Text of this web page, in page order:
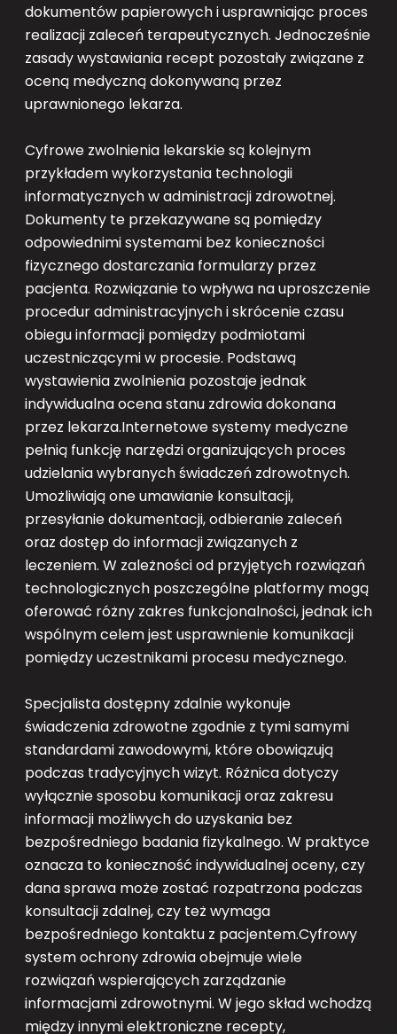
dokumentów papierowych i usprawniając proces
realizacji zaleceń terapeutycznych. Jednocześnie
zasady wystawiania recept pozostały związane z
oceną medyczną dokonywaną przez
uprawnionego lekarza.
Cyfrowe zwolnienia lekarskie są kolejnym
przykładem wykorzystania technologii
informatycznych w administracji zdrowotnej.
Dokumenty te przekazywane są pomiędzy
odpowiednimi systemami bez konieczności
fizycznego dostarczania formularzy przez
pacjenta. Rozwiązanie to wpływa na uproszczenie
procedur administracyjnych i skrócenie czasu
obiegu informacji pomiędzy podmiotami
uczestniczącymi w procesie. Podstawą
wystawienia zwolnienia pozostaje jednak
indywidualna ocena stanu zdrowia dokonana
przez lekarza.Internetowe systemy medyczne
pełnią funkcję narzędzi organizujących proces
udzielania wybranych świadczeń zdrowotnych.
Umożliwiają one umawianie konsultacji,
przesyłanie dokumentacji, odbieranie zaleceń
oraz dostęp do informacji związanych z
leczeniem. W zależności od przyjętych rozwiązań
technologicznych poszczególne platformy mogą
oferować różny zakres funkcjonalności, jednak ich
wspólnym celem jest usprawnienie komunikacji
pomiędzy uczestnikami procesu medycznego.
Specjalista dostępny zdalnie wykonuje
świadczenia zdrowotne zgodnie z tymi samymi
standardami zawodowymi, które obowiązują
podczas tradycyjnych wizyt. Różnica dotyczy
wyłącznie sposobu komunikacji oraz zakresu
informacji możliwych do uzyskania bez
bezpośredniego badania fizykalnego. W praktyce
oznacza to konieczność indywidualnej oceny, czy
dana sprawa może zostać rozpatrzona podczas
konsultacji zdalnej, czy też wymaga
bezpośredniego kontaktu z pacjentem.Cyfrowy
system ochrony zdrowia obejmuje wiele
rozwiązań wspierających zarządzanie
informacjami zdrowotnymi. W jego skład wchodzą
między innymi elektroniczne recepty,